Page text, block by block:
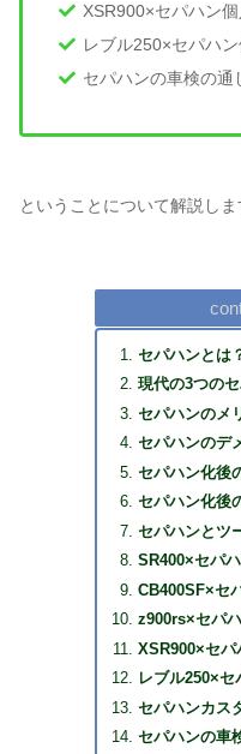
XSR900×セパハン
レブル250×セパハ
セパハンの車検の通
ということについて解説しま
セパハンとは
現代の3つの
セパハンのメ
セパハンのデ
セパハン化後
セパハン化後
セパハンとツ
SR400×セパ
CB400SF×セ
z900rs×セパ
XSR900×セパ
レブル250×
セパハンカス
セパハンの車